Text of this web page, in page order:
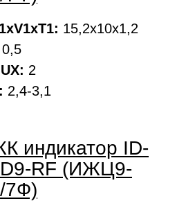
15,2х10х1,2
0,5
2
2,4-3,1
индикатор ID-
RF (ИЖЦ9-
7Ф)